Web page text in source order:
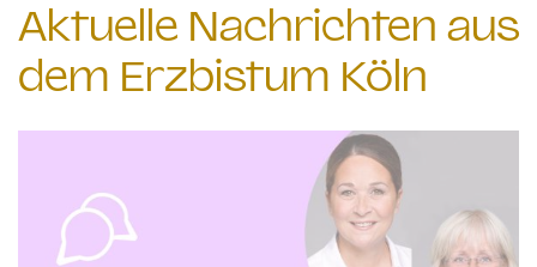
Aktuelle Nachrichten aus
dem Erzbistum Köln